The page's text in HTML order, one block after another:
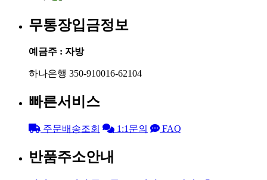
무통장입금정보
예금주 : 자방
하나은행 350-910016-62104
빠른서비스
주문배송조회 1:1문의 FAQ
반품주소안내